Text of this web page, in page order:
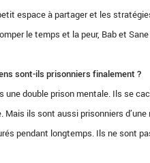
espace à partager et les
le temps et la peur, Bab et
sont-ils prisonniers finalement ?
une double prison mentale. Ils se
ils sont aussi prisonniers
pendant longtemps. Ils ne sont